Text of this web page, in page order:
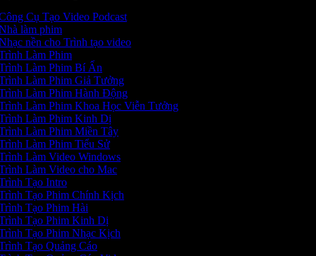
Cụ Tạo Video Podcast
làm phim
nền cho Trình tạo video
Làm Phim
Làm Phim Bí Ẩn
Làm Phim Giả Tưởng
Làm Phim Hành Động
Làm Phim Khoa Học Viễn Tưởng
Làm Phim Kinh Dị
Làm Phim Miền Tây
Làm Phim Tiểu Sử
Làm Video Windows
Làm Video cho Mac
Tạo Intro
Tạo Phim Chính Kịch
Tạo Phim Hài
Tạo Phim Kinh Dị
Tạo Phim Nhạc Kịch
Tạo Quảng Cáo